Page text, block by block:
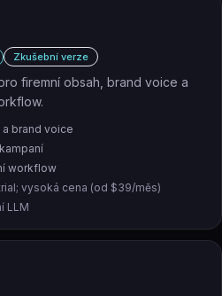
Zkušební verze
firemní obsah, brand voice a
brand voice
workflow
vysoká cena (od $39/měs)
LLM